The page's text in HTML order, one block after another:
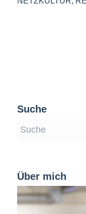
Suche
Über mich